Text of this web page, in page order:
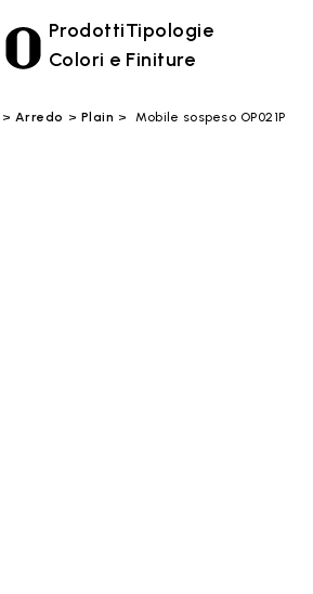
ProdottiTipologie
Colori e Finiture
Arredo Plain Mobile sospeso OP021P